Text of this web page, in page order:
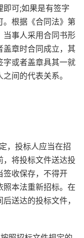
即可;如果是有签字
。根据《合同法》第
当事人采用合同书形
盖章时合同成立，其
字或者盖章具其一就
间的代表关系。
，投标人应当在招
将投标文件送达投
签收保存，不得开
照本法重新招标。在
送达的投标文件，